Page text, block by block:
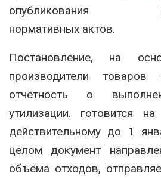
опубликования
нормативных актов.
Постановление, на
производители товаров
отчётность о
утилизации. готовится
действительному до 1
целом документ
объёма отходов,